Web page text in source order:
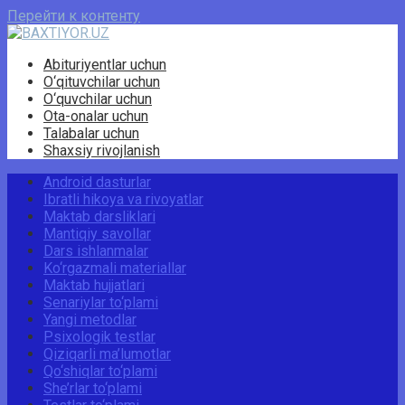
Перейти к контенту
Abituriyentlar uchun
O‘qituvchilar uchun
O‘quvchilar uchun
Ota-onalar uchun
Talabalar uchun
Shaxsiy rivojlanish
Android dasturlar
Ibratli hikoya va rivoyatlar
Maktab darsliklari
Mantiqiy savollar
Dars ishlanmalar
Ko‘rgazmali materiallar
Maktab hujjatlari
Senariylar to‘plami
Yangi metodlar
Psixologik testlar
Qiziqarli ma’lumotlar
Qo‘shiqlar to‘plami
She’rlar to‘plami